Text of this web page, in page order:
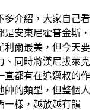
多介紹，大家自己看
是安東尼霍普金斯，
利爾最美，但今天要
、同時將漢尼拔萊克
直都有在追邁叔的作
帥的類型，但整個人
一樣，越放越有韻